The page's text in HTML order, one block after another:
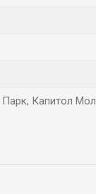
Парк, Капитол Мол